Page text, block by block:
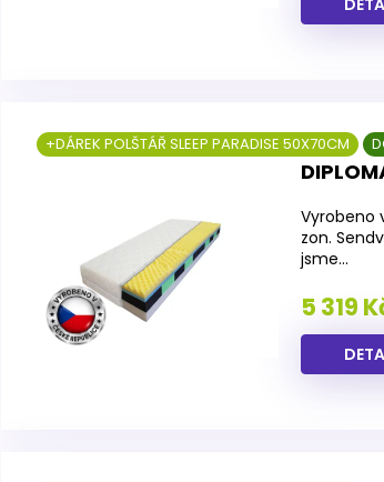
+DÁREK POLŠTÁŘ SLEEP PARADISE 50X70CM
Vyrobeno
zon.
jsme...
5 319